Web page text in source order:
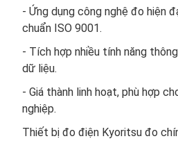
- Ứng dụng công nghệ đo hiện
chuẩn ISO 9001.
- Tích hợp nhiều tính năng
dữ liệu.
- Giá thành linh hoạt, phù hợp
nghiệp.
Thiết bị đo điện Kyoritsu đo